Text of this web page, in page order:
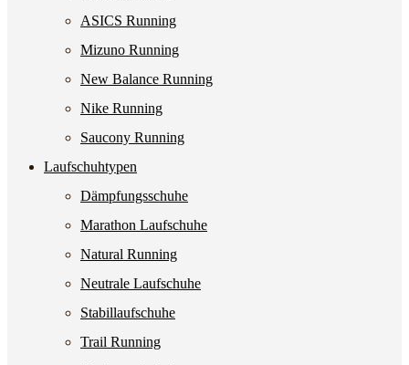
ASICS Running
Mizuno Running
New Balance Running
Nike Running
Saucony Running
Laufschuhtypen
Dämpfungsschuhe
Marathon Laufschuhe
Natural Running
Neutrale Laufschuhe
Stabillaufschuhe
Trail Running